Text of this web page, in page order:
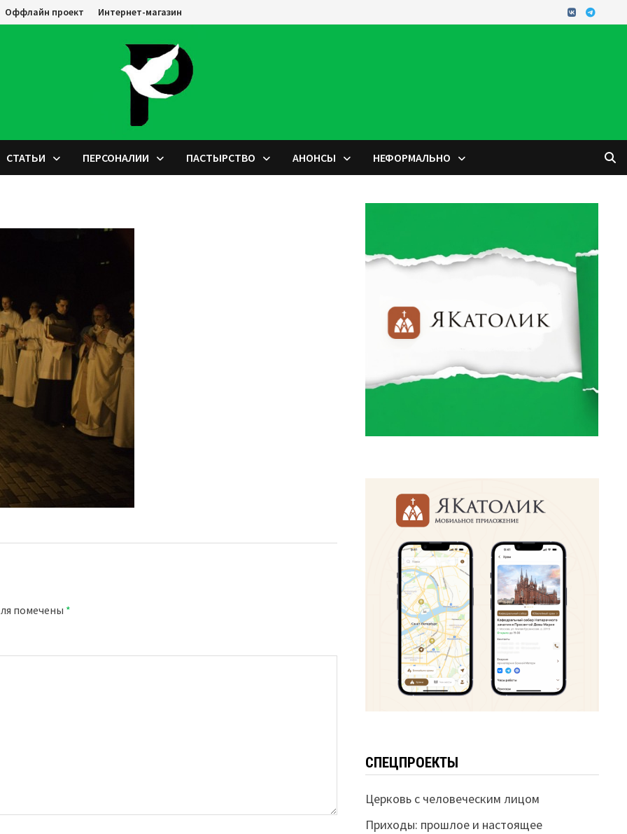
Оффлайн проект Интернет-магазин
СТАТЬИ ПЕРСОНАЛИИ ПАСТЫРСТВО АНОНСЫ НЕФОРМАЛЬНО
помечены *
СПЕЦПРОЕКТЫ
Церковь с человеческим лицом
Приходы: прошлое и настоящее